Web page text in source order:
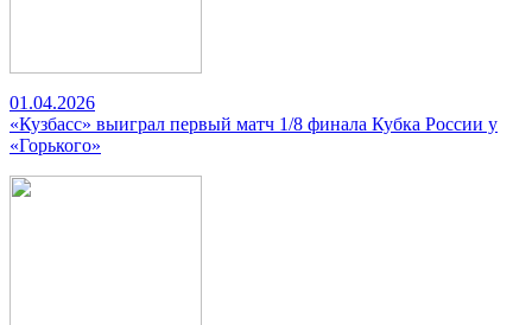
01.04.2026
«Кузбасс» выиграл первый матч 1/8 финала Кубка России у
«Горького»